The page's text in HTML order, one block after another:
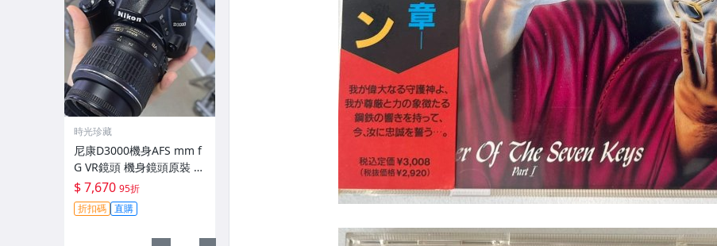
時光珍藏
尼康D3000機身AFS mm f
G VR鏡頭 機身鏡頭原裝 無
拆修無翻新 有輕微使用痕
跡 鏡頭-3430
$ 7,670 95折
折扣碼 直購